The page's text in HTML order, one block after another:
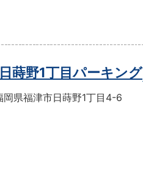
蒔野1丁目パーキング
岡県福津市日蒔野1丁目4-6